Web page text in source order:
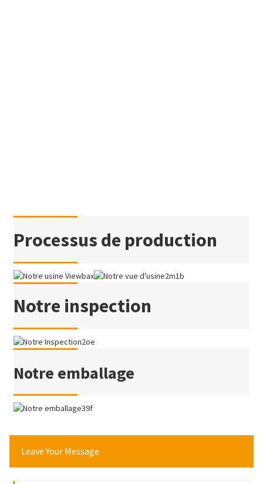
Processus de production
Notre inspection
Notre emballage
Leave Your Message